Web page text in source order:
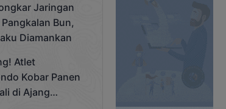
Jaringan
Bun,
Diamankan
Atlet
Kobar Panen
di Ajang